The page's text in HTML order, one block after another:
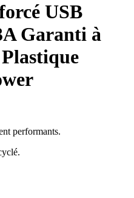
USB
Garanti à
performants.